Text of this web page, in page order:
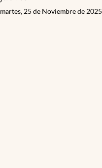
martes, 25 de Noviembre de 2025